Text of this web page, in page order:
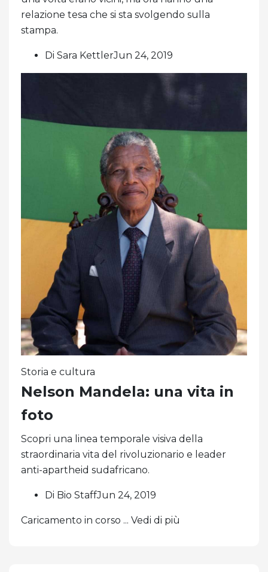
relazione tesa che si sta svolgendo sulla
stampa.
Di Sara KettlerJun 24, 2019
Storia e cultura
Nelson Mandela: una vita in
foto
Scopri una linea temporale visiva della
straordinaria vita del rivoluzionario e leader
anti-apartheid sudafricano.
Di Bio StaffJun 24, 2019
Caricamento in corso ... Vedi di più